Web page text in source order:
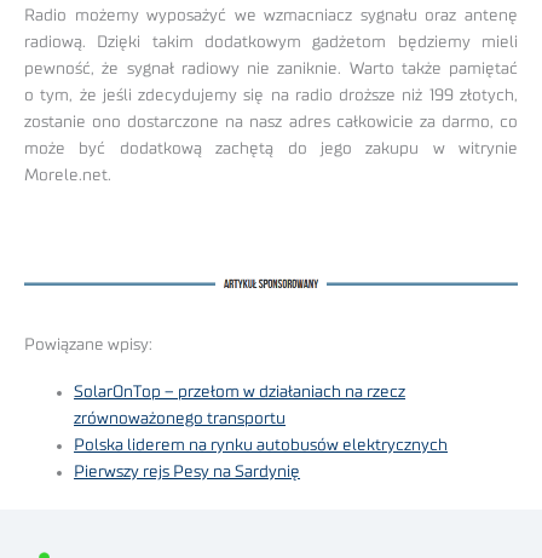
Radio możemy wyposażyć we wzmacniacz sygnału oraz antenę
radiową. Dzięki takim dodatkowym gadżetom będziemy mieli
pewność, że sygnał radiowy nie zaniknie. Warto także pamiętać
o tym, że jeśli zdecydujemy się na radio droższe niż 199 złotych,
zostanie ono dostarczone na nasz adres całkowicie za darmo, co
może być dodatkową zachętą do jego zakupu w witrynie
Morele.net.
Powiązane wpisy:
SolarOnTop – przełom w działaniach na rzecz
zrównoważonego transportu
Polska liderem na rynku autobusów elektrycznych
Pierwszy rejs Pesy na Sardynię